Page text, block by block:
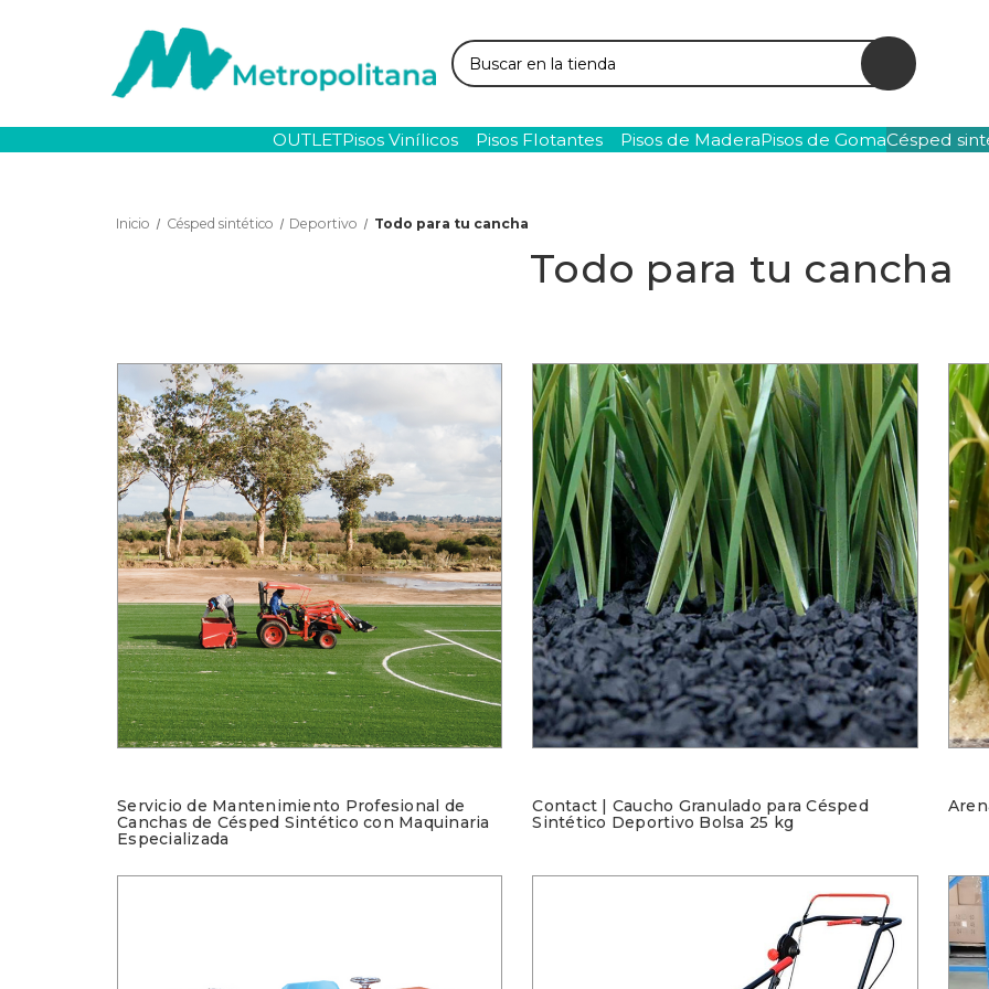
Buscar
OUTLETPisos Vinílicos Pisos Flotantes Pisos de MaderaPisos de GomaCésped
Inicio Césped sintético Deportivo Todo para tu cancha
Todo para tu cancha
Servicio de Mantenimiento Profesional de
Canchas de Césped Sintético con Maquinaria
Especializada
Contact | Caucho Granulado para Césped
Sintético Deportivo Bolsa 25 kg